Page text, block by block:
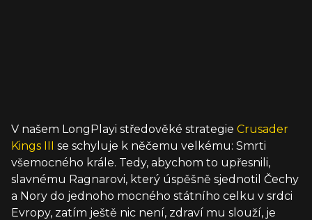
V našem LongPlayi středověké strategie Crusader
Kings III se schyluje k něčemu velkému: Smrti
všemocného krále. Tedy, abychom to upřesnili,
slavnému Ragnarovi, který úspěšně sjednotil Čechy
a Nory do jednoho mocného státního celku v srdci
Evropy, zatím ještě nic není, zdraví mu slouží, je